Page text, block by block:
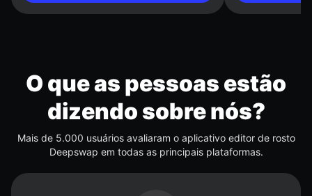
O que as pessoas estão
dizendo sobre nós?
Mais de 5.000 usuários avaliaram o aplicativo editor de rosto
Deepswap em todas as principais plataformas.